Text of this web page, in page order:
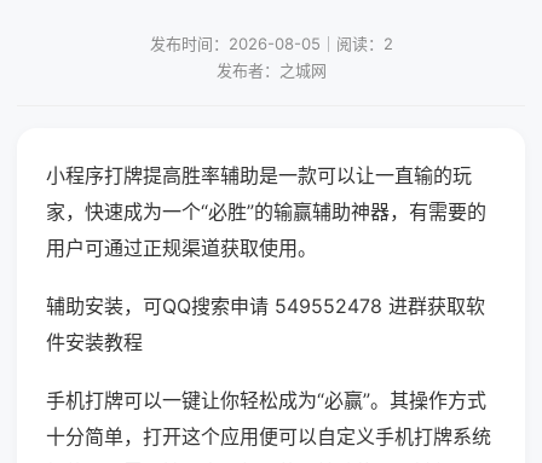
发布时间：2026-08-05｜阅读：2
发布者：之城网
小程序打牌提高胜率辅助是一款可以让一直输的玩
家，快速成为一个“必胜”的输赢辅助神器，有需要的
用户可通过正规渠道获取使用。
辅助安装，可QQ搜索申请 549552478 进群获取软
件安装教程
手机打牌可以一键让你轻松成为“必赢”。其操作方式
十分简单，打开这个应用便可以自定义手机打牌系统